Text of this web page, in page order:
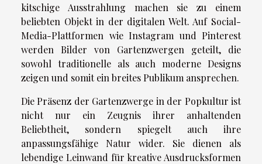
kitschige Ausstrahlung machen sie zu einem
beliebten Objekt in der digitalen Welt. Auf Social-
Media-Plattformen wie Instagram und Pinterest
werden Bilder von Gartenzwergen geteilt, die
sowohl traditionelle als auch moderne Designs
zeigen und somit ein breites Publikum ansprechen.
Die Präsenz der Gartenzwerge in der Popkultur ist
nicht nur ein Zeugnis ihrer anhaltenden
Beliebtheit, sondern spiegelt auch ihre
anpassungsfähige Natur wider. Sie dienen als
lebendige Leinwand für kreative Ausdrucksformen